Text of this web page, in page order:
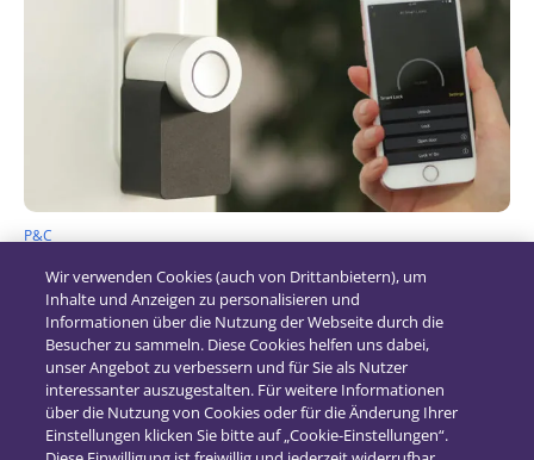
P&C
Vom Produkt- zum Serviceanbieter – Die
Chancen des Smart Home für Versicherer
18. Januar 2023
Wir verwenden Cookies (auch von Drittanbietern), um
Inhalte und Anzeigen zu personalisieren und
Informationen über die Nutzung der Webseite durch die
Besucher zu sammeln. Diese Cookies helfen uns dabei,
unser Angebot zu verbessern und für Sie als Nutzer
interessanter auszugestalten. Für weitere Informationen
über die Nutzung von Cookies oder für die Änderung Ihrer
Einstellungen klicken Sie bitte auf „Cookie-Einstellungen“.